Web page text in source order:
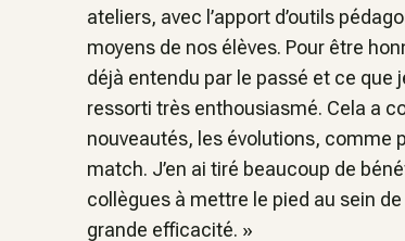
ateliers, avec l’apport d’outils
moyens de nos élèves. Pour être
déjà entendu par le passé et ce que
ressorti très enthousiasmé. Cela a
nouveautés, les évolutions, comme
match. J’en ai tiré beaucoup de
collègues à mettre le pied au sein
grande efficacité. »